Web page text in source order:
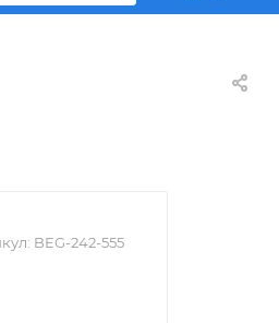
BEG-242-555